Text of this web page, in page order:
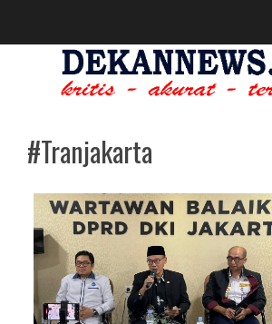
#Tranjakarta